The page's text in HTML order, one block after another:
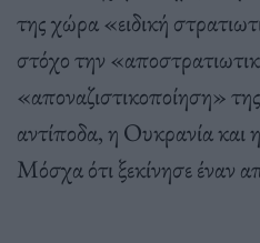
της χώρα «ειδική
στόχο την
«αποναζιστικοποίηση»
αντίποδα, η Ουκρανία
Μόσχα ότι ξεκίνησε έναν